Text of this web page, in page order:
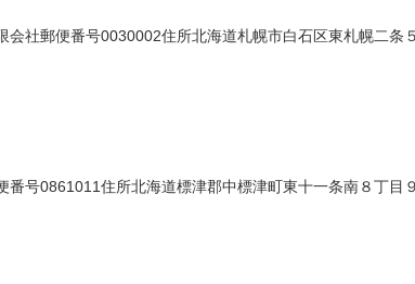
会社郵便番号0030002住所北海道札幌市白石区東札幌二
番号0861011住所北海道標津郡中標津町東十一条南８丁